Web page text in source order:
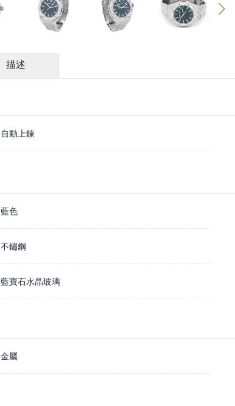
描述
自動上鍊
藍色
不鏽鋼
藍寶石水晶玻璃
金屬